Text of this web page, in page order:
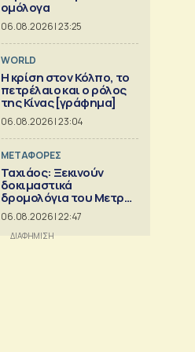
ομόλογα
06.08.2026 | 23:25
WORLD
Η κρίση στoν Κόλπο, το
πετρέλαιο και ο ρόλος
της Κίνας [γράφημα]
06.08.2026 | 23:04
ΜΕΤΑΦΟΡΕΣ
Ταχιάος: Ξεκινούν
δοκιμαστικά
δρομολόγια του Μετρό
Θεσσαλονίκης προς
Καλαμαριά
06.08.2026 | 22:47